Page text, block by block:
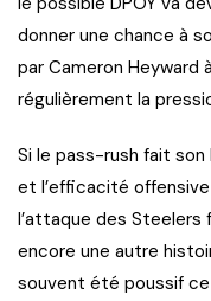
donner une chance à
par Cameron Heyward
régulièrement la
Si le pass-rush fait
et l’efficacité
l’attaque des Steelers
encore une autre
souvent été poussif